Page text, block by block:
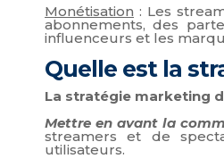
Monétisation : Les
abonnements, des
influenceurs et les
Quelle est la
La stratégie marketing
Mettre en avant la
streamers et de
utilisateurs.